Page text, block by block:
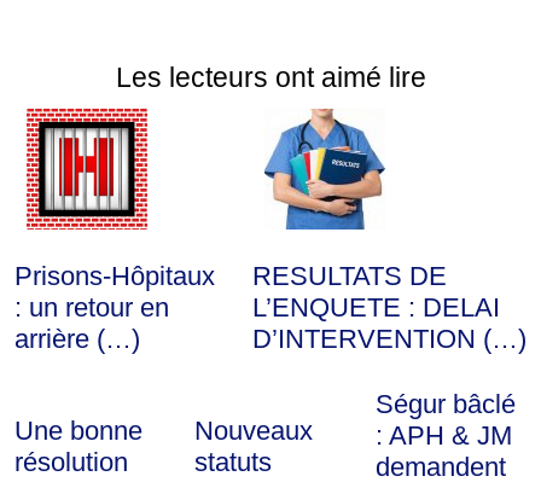
Les lecteurs ont aimé lire
Prisons-Hôpitaux
: un retour en
arrière (…)
RESULTATS DE
L’ENQUETE : DELAI
D’INTERVENTION (…)
Une bonne
résolution
Nouveaux
statuts
Ségur bâclé
: APH & JM
demandent